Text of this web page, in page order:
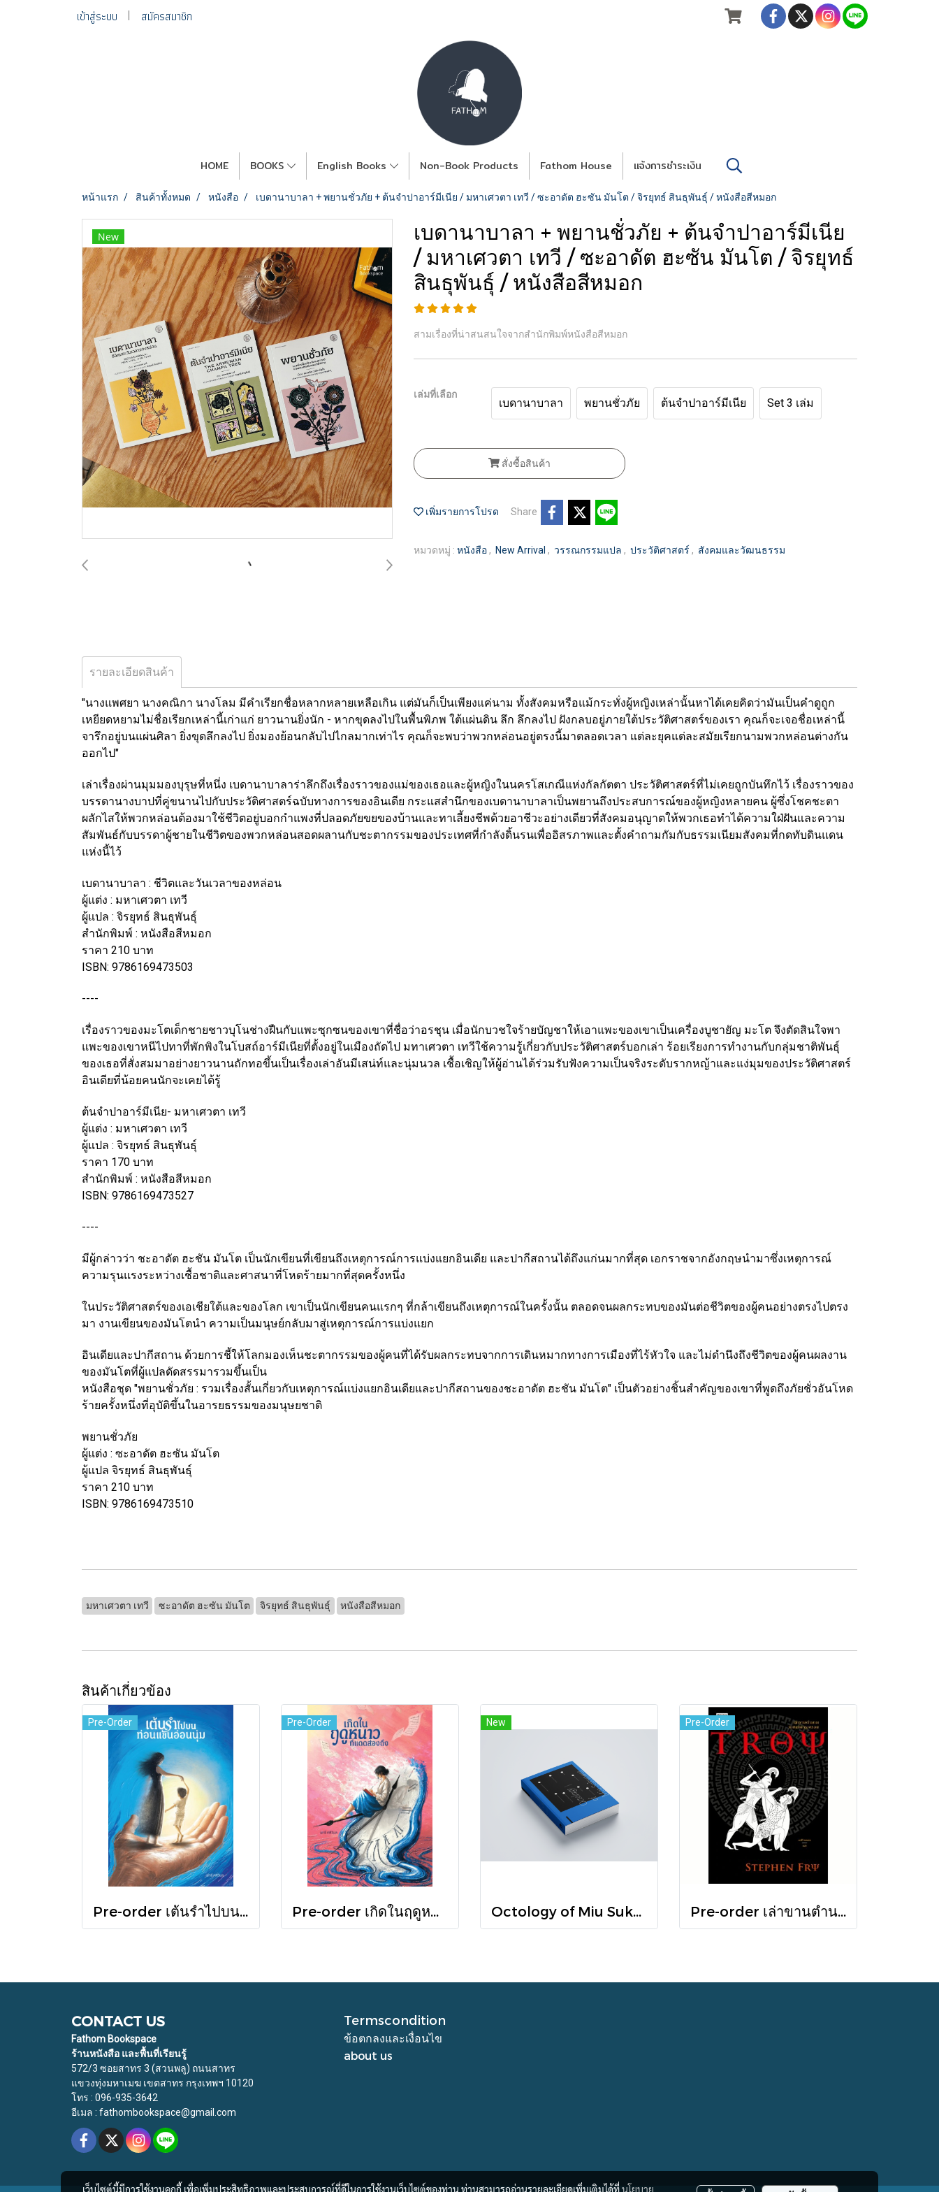
เข้าสู่ระบบ สมัครสมาชิก
HOME BOOKS English Books Non-Book Products Fathom House แจ้งการชำระเงิน
หน้าแรก สินค้าทั้งหมด หนังสือ เบดานาบาลา + พยานชั่วภัย + ต้นจำปาอาร์มีเนีย / มหาเศวตา เทวี / ซะอาดัต ฮะซัน มันโต / จิรยุทธ์ สินธุพันธุ์ / หนังสือสีหมอก
New
เบดานาบาลา + พยานชั่วภัย + ต้นจำปาอาร์มีเนีย
/ มหาเศวตา เทวี / ซะอาดัต ฮะซัน มันโต / จิรยุทธ์
สินธุพันธุ์ / หนังสือสีหมอก
สามเรื่องที่น่าสนสนใจจากสำนักพิมพ์หนังสือสีหมอก
เล่มที่เลือก
เบดานาบาลา พยานชั่วภัย ต้นจำปาอาร์มีเนีย Set 3 เล่ม
สั่งซื้อสินค้า
เพิ่มรายการโปรด Share
หมวดหมู่ : หนังสือ , New Arrival , วรรณกรรมแปล , ประวัติศาสตร์ , สังคมและวัฒนธรรม
รายละเอียดสินค้า
"นางแพศยา นางคณิกา นางโลม มีคำเรียกชื่อหลากหลายเหลือเกิน แต่มันก็เป็นเพียงแค่นาม ทั้งสังคมหรือแม้กระทั่งผู้หญิงเหล่านั้นหาได้เคยคิดว่ามันเป็นคำดูถูก
เหยียดหยามไม่ชื่อเรียกเหล่านี้เก่าแก่ ยาวนานยิ่งนัก - หากขุดลงไปในพื้นพิภพ ใต้แผ่นดิน ลึก ลึกลงไป ฝังกลบอยู่ภายใต้ประวัติศาสตร์ของเรา คุณก็จะเจอชื่อเหล่านี้
จารึกอยู่บนแผ่นศิลา ยิ่งขุดลึกลงไป ยิ่งมองย้อนกลับไปไกลมากเท่าไร คุณก็จะพบว่าพวกหล่อนอยู่ตรงนี้มาตลอดเวลา แต่ละยุคแต่ละสมัยเรียกนามพวกหล่อนต่างกัน
ออกไป"
เล่าเรื่องผ่านมุมมองบุรุษที่หนึ่ง เบดานาบาลาร่าลึกถึงเรื่องราวของแม่ของเธอและผู้หญิงในนครโสเกณีแห่งกัลกัตตา ประวัติศาสตร์ที่ไม่เคยถูกบันทึกไว้ เรื่องราวของ
บรรดานางบาปที่คู่ขนานไปกับประวัติศาสตร์ฉบับทางการของอินเดีย กระแสสำนึกของเบดานาบาลาเป็นพยานถึงประสบการณ์ของผู้หญิงหลายคน ผู้ซึ่งโชคชะตา
ผลักไสให้พวกหล่อนต้องมาใช้ชีวิตอยู่บอกกำแพงที่ปลอดภัยขยของบ้านและทาเลี้ยงชีพด้วยอาชีวะอย่างเดียวที่สังคมอนุญาตให้พวกเธอทำได้ความใฝ่ฝันและความ
สัมพันธ์กับบรรดาผู้ชายในชีวิตของพวกหล่อนสอดผลานกับชะตากรรมของประเทศที่กำลังดิ้นรนเพื่ออิสรภาพและตั้งคำถามกัมกับธรรมเนียมสังคมที่กดทับดินแดน
แห่งนี้ไว้
เบดานาบาลา : ชีวิตและวันเวลาของหล่อน
ผู้แต่ง : มหาเศวตา เทวี
ผู้แปล : จิรยุทธ์ สินธุพันธุ์
สำนักพิมพ์ : หนังสือสีหมอก
ราคา 210 บาท
ISBN: 9786169473503
----
เรื่องราวของมะโตเด็กชายชาวบุโนช่างฝืนกับแพะซุกซนของเขาที่ชื่อว่าอรชุน เมื่อนักบวชใจร้ายบัญชาให้เอาแพะของเขาเป็นเครื่องบูชายัญ มะโต จึงตัดสินใจพา
แพะของเขาหนีไปทาที่พักพิงในโบสถ์อาร์มีเนียที่ตั้งอยู่ในเมืองถัดไป มทาเศวตา เทวีใช้ความรู้เกี่ยวกับประวัติศาสตร์บอกเล่า ร้อยเรียงการทำงานกับกลุ่มชาติพันธุ์
ของเธอที่สั่งสมมาอย่างยาวนานถักทอขึ้นเป็นเรื่องเล่าอันมีเสน่ท์และนุ่มนวล เชื้อเชิญให้ผู้อ่านได้ร่วมรับฟังความเป็นจริงระดับรากหญ้าและแง่มุมของประวัติศาสตร์
อินเดียที่น้อยคนนักจะเคยได้รู้
ต้นจำปาอาร์มีเนีย- มหาเศวตา เทวี
ผู้แต่ง : มหาเศวตา เทวี
ผู้แปล : จิรยุทธ์ สินธุพันธุ์
ราคา 170 บาท
สำนักพิมพ์ : หนังสือสีหมอก
ISBN: 9786169473527
----
มีผู้กล่าวว่า ชะอาดัต ฮะชัน มันโต เป็นนักเขียนที่เขียนถึงเหตุการณ์การแบ่งแยกอินเดีย และปากีสถานได้ถึงแก่นมากที่สุด เอกราชจากอังกฤษนำมาซึ่งเหตุการณ์
ความรุนแรงระหว่างเชื้อชาติและศาสนาที่โหดร้ายมากที่สุดครั้งหนึ่ง
ในประวัติศาสตร์ของเอเชียใต้และของโลก เขาเป็นนักเขียนคนแรกๆ ที่กล้าเขียนถึงเหตุการณ์ในครั้งนั้น ตลอดจนผลกระทบของมันต่อชีวิตของผู้คนอย่างตรงไปตรง
มา งานเขียนของมันโตนำ ความเป็นมนุษย์กลับมาสู่เหตุการณ์การแบ่งแยก
อินเดียและปากีสถาน ด้วยการชี้ให้โลกมองเห็นชะตากรรมของผู้คนที่ได้รับผลกระทบจากการเดินหมากทางการเมืองที่ไร้หัวใจ และไม่ดำนึงถึงชีวิตของผู้คนผลงาน
ของมันโตที่ผู้แปลดัดสรรมารวมขึ้นเป็น
หนังสือชุด "พยานชั่วภัย : รวมเรื่องสั้นเกี่ยวกับเหตุการณ์แบ่งแยกอินเดียและปากีสถานของชะอาดัต ฮะชัน มันโต" เป็นตัวอย่างชิ้นสำคัญของเขาที่พูดถึงภัยชั่วอันโหด
ร้ายครั้งหนึ่งที่อุบัติขึ้นในอารยธรรมของมนุษยชาติ
พยานชั่วภัย
ผู้แต่ง : ซะอาดัต ฮะซัน มันโต
ผู้แปล จิรยุทธ์ สินธุพันธุ์
ราคา 210 บาท
ISBN: 9786169473510
มหาเศวตา เทวี ซะอาดัต ฮะซัน มันโต จิรยุทธ์ สินธุพันธุ์ หนังสือสีหมอก
สินค้าเกี่ยวข้อง
Pre-Order
Pre-order เต้นรำไปบนท่อนแขนอ่อนนุ่ม / นทธี ศศิวิมล / Pandora Press
Pre-Order
Pre-order เกิดในฤดูหนาวที่แดดส่องถึง / นทธี ศศิวิมล / Pandora Press
New
Octology of Miu Suksawat / ภู่มณี ศิริพรไพบูลย์ / สำนักพิมพ์ตำหนัก
Pre-Order
Pre-order เล่าขานตำนานสงครามกรุงทรอย Troy / Stephen Fry / อรสิริ พลเดช / สารคดี
CONTACT US
Fathom Bookspace
ร้านหนังสือ และพื้นที่เรียนรู้
572/3 ซอยสาทร 3 (สวนพลู) ถนนสาทร
แขวงทุ่งมหาเมฆ เขตสาทร กรุงเทพฯ 10120
โทร : 096-935-3642
อีเมล : fathombookspace@gmail.com
Termscondition
ข้อตกลงและเงื่อนไข
about us
เว็บไซต์นี้มีการใช้งานคุกกี้ เพื่อเพิ่มประสิทธิภาพและประสบการณ์ที่ดีในการใช้งานเว็บไซต์ของท่าน ท่านสามารถอ่านรายละเอียดเพิ่มเติมได้ที่นโยบาย